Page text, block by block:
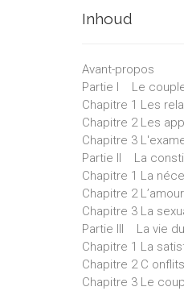
Inhoud
Avant-propos
Partie I Le
Chapitre 1 Les
Chapitre 2 Les
Chapitre 3
Partie II La
Chapitre 1 La
Chapitre 2
Chapitre 3 La
Partie III La vie
Chapitre 1 La
Chapitre 2 C
Chapitre 3 Le